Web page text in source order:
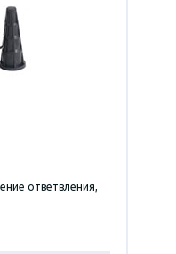
ответвления,